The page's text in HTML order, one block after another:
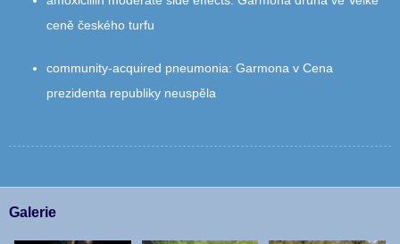
ceně českého turfu
community‑acquired pneumonia: Garmona v Cena
prezidenta republiky neuspěla
Galerie